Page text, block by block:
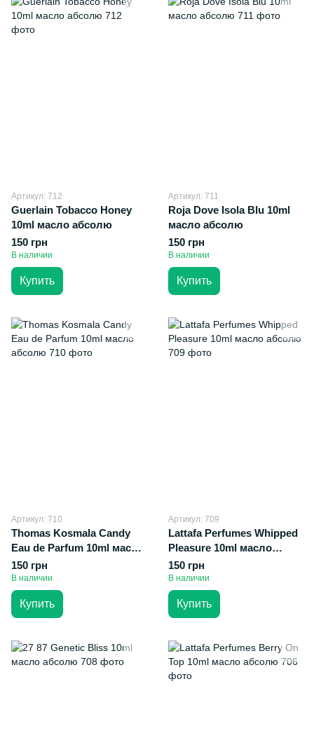
Артикул: 712
Guerlain Tobacco Honey
10ml масло абсолю
150 грн
В наличии
Купить
Артикул: 711
Roja Dove Isola Blu 10ml
масло абсолю
150 грн
В наличии
Купить
Артикул: 710
Thomas Kosmala Candy
Eau de Parfum 10ml масло
абсолю
150 грн
В наличии
Купить
Артикул: 709
Lattafa Perfumes Whipped
Pleasure 10ml масло
абсолю
150 грн
В наличии
Купить